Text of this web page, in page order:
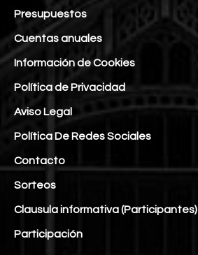
Presupuestos
Cuentas anuales
Información de Cookies
Política de Privacidad
Aviso Legal
Política De Redes Sociales
Contacto
Sorteos
Clausula informativa (Participantes)
Participación